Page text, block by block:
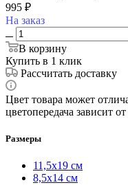
995 ₽
На заказ
В корзину
Купить в 1 клик
Рассчитать доставку
Цвет товара может
цветопередача зависит
Размеры
11,5х19 см
8,5х14 см